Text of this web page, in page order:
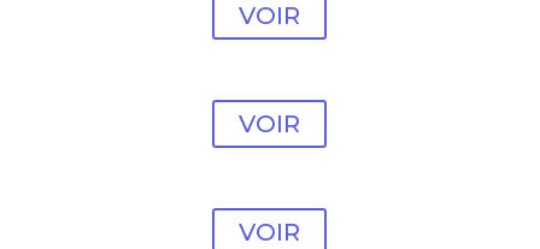
VOIR
Modèle vente en ligne
VOIR
Modèle vente en ligne
VOIR